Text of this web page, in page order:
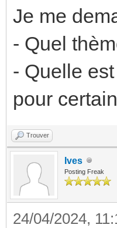
Je me
- Quel
- Quelle
pour
Trouver
Ives
Posting Freak
24/04/2024,